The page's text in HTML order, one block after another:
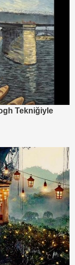
Tekniğiyle